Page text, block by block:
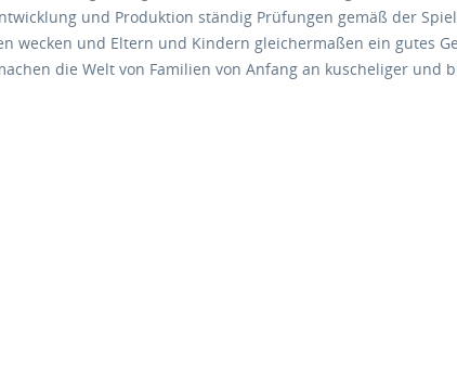
und Produktion ständig Prüfungen gemäß der
wecken und Eltern und Kindern gleichermaßen ein gutes
die Welt von Familien von Anfang an kuscheliger und